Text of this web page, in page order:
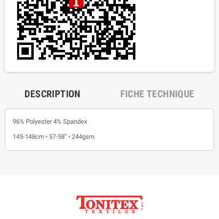
DESCRIPTION FICHE TECHNIQUE
96% Polyester 4% Spandex
145-148cm • 57-58” • 244gsm